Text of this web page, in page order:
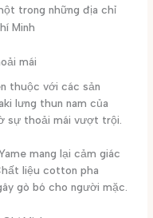
trong những địa chỉ
Minh
mái
thuộc với các sản
lưng thun nam của
sự thoải mái vượt trội.
mang lại cảm giác
liệu cotton pha
gò bó cho người mặc.